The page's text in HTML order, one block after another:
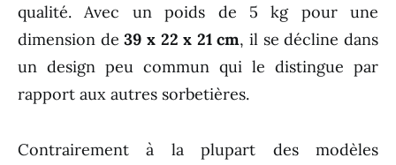
qualité. Avec un poids de 5 kg pour une
dimension de 39 x 22 x 21 cm, il se décline dans
un design peu commun qui le distingue par
rapport aux autres sorbetières.
Contrairement à la plupart des modèles